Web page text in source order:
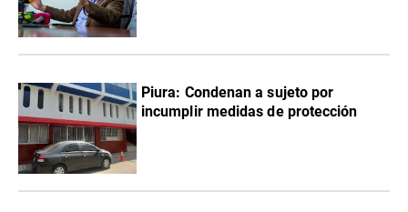
Piura: Condenan a sujeto por
incumplir medidas de protección